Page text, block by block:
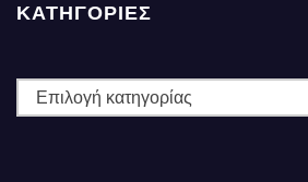
ΚΑΤΗΓΟΡΙΕΣ
ΚΑΤΗΓΟΡΙΕΣ